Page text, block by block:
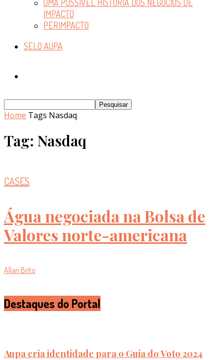
UMA POSSÍVEL HISTÓRIA DOS NEGÓCIOS DE
IMPACTO
PERIMPACTO
SELO AUPA
Home Tags Nasdaq
Tag: Nasdaq
CASES
Água negociada na Bolsa de
Valores norte-americana
Allan Brito
Destaques do Portal
Aupa cria identidade para o Guia do Voto 2024